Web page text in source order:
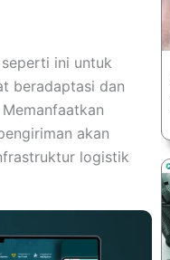
ini untuk
beradaptasi dan
akan
logistik